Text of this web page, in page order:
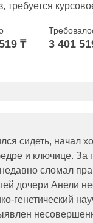
требуется
₸ 3 401
сидеть, начал
и ключице. За
сломал
дочери Анели
генетический